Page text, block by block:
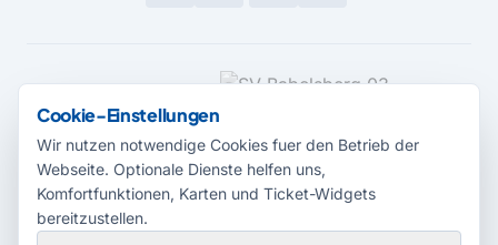
MEDIENPARTNER
Cookie-Einstellungen
Wir nutzen notwendige Cookies fuer den Betrieb der
Webseite. Optionale Dienste helfen uns,
Komfortfunktionen, Karten und Ticket-Widgets
bereitzustellen.